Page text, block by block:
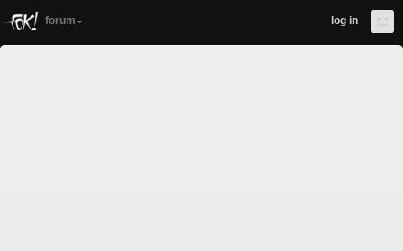
forum log in